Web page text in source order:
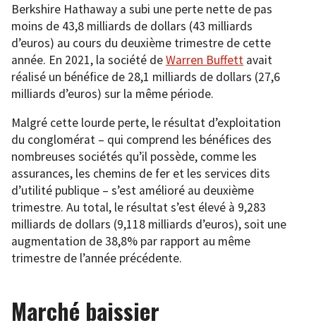
Berkshire Hathaway a subi une perte nette de pas
moins de 43,8 milliards de dollars (43 milliards
d’euros) au cours du deuxième trimestre de cette
année. En 2021, la société deWarren Buffett avait
réalisé un bénéfice de 28,1 milliards de dollars (27,6
milliards d’euros) sur la même période.
Malgré cette lourde perte, le résultat d’exploitation
du conglomérat – qui comprend les bénéfices des
nombreuses sociétés qu’il possède, comme les
assurances, les chemins de fer et les services dits
d’utilité publique – s’est amélioré au deuxième
trimestre. Au total, le résultat s’est élevé à 9,283
milliards de dollars (9,118 milliards d’euros), soit une
augmentation de 38,8% par rapport au même
trimestre de l’année précédente.
Marché baissier